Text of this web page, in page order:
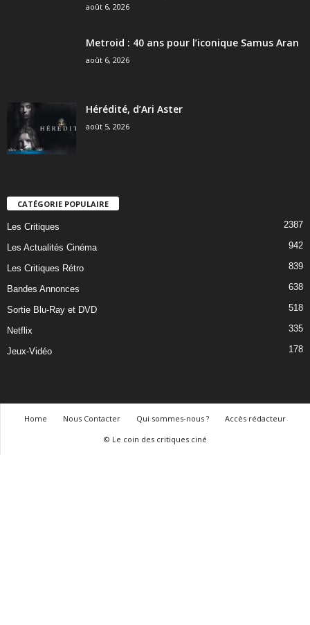
août 6, 2026
Metroid : 40 ans pour l’iconique Samus Aran
août 6, 2026
Hérédité, d’Ari Aster
août 5, 2026
CATÉGORIE POPULAIRE
Les Critiques 2387
Les Actualités Cinéma 942
Les Critiques Rétro 839
Bandes Annonces 638
Sortie Blu-Ray et DVD 518
Netflix 335
Jeux-Vidéo 178
Home Nous Contacter Qui sommes-nous ?
Accès rédacteur
© Le coin des critiques ciné